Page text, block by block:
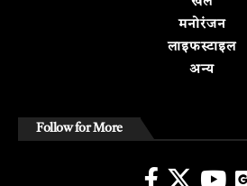
मनोरंजन
लाइफस्टाइल
अन्य
Follow for More